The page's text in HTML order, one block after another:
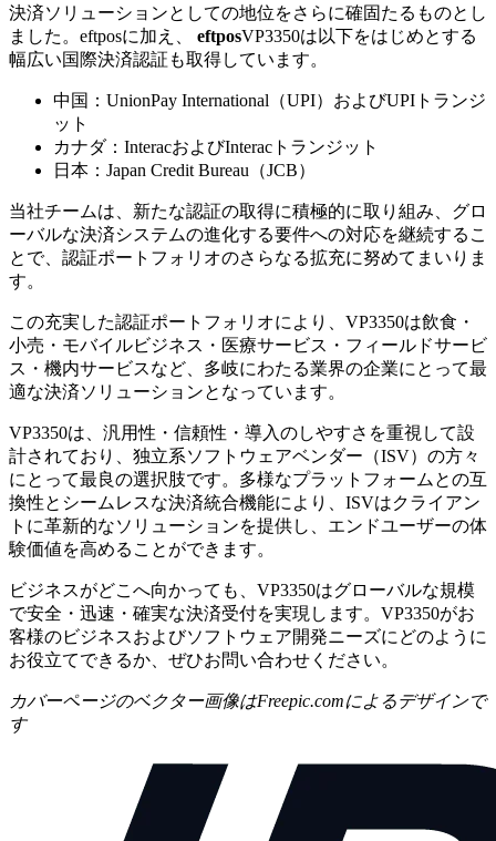
決済ソリューションとしての地位をさらに確固たるものとし
ました。eftposに加え、 eftposVP3350は以下をはじめとする
幅広い国際決済認証も取得しています。
中国：UnionPay International（UPI）およびUPIトランジ
ット
カナダ：InteracおよびInteracトランジット
日本：Japan Credit Bureau（JCB）
当社チームは、新たな認証の取得に積極的に取り組み、グロ
ーバルな決済システムの進化する要件への対応を継続するこ
とで、認証ポートフォリオのさらなる拡充に努めてまいりま
す。
この充実した認証ポートフォリオにより、VP3350は飲食・
小売・モバイルビジネス・医療サービス・フィールドサービ
ス・機内サービスなど、多岐にわたる業界の企業にとって最
適な決済ソリューションとなっています。
VP3350は、汎用性・信頼性・導入のしやすさを重視して設
計されており、独立系ソフトウェアベンダー（ISV）の方々
にとって最良の選択肢です。多様なプラットフォームとの互
換性とシームレスな決済統合機能により、ISVはクライアン
トに革新的なソリューションを提供し、エンドユーザーの体
験価値を高めることができます。
ビジネスがどこへ向かっても、VP3350はグローバルな規模
で安全・迅速・確実な決済受付を実現します。VP3350がお
客様のビジネスおよびソフトウェア開発ニーズにどのように
お役立てできるか、ぜひお問い合わせください。
カバーページのベクター画像はFreepic.comによるデザインで
す